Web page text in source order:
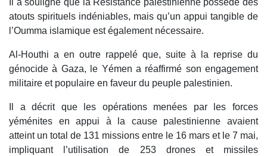
Il a souligné que la Résistance palestinienne possède des
atouts spirituels indéniables, mais qu’un appui tangible de
l’Oumma islamique est également nécessaire.
Al-Houthi a en outre rappelé que, suite à la reprise du
génocide à Gaza, le Yémen a réaffirmé son engagement
militaire et populaire en faveur du peuple palestinien.
Il a décrit que les opérations menées par les forces
yéménites en appui à la cause palestinienne avaient
atteint un total de 131 missions entre le 16 mars et le 7 mai,
impliquant l’utilisation de 253 drones et missiles